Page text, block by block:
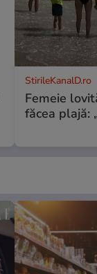
StirileKanalD.ro
Femeie
făcea plajă: